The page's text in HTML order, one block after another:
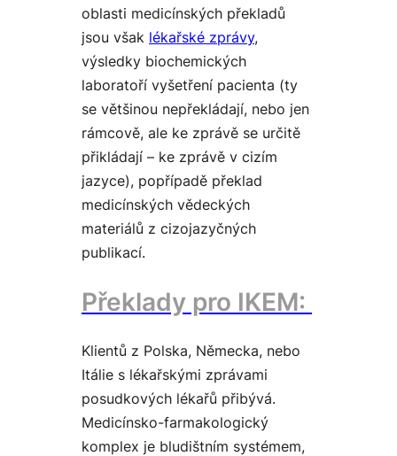
oblasti medicínských překladů
jsou však lékařské zprávy,
výsledky biochemických
laboratoří vyšetření pacienta (ty
se většinou nepřekládají, nebo jen
rámcově, ale ke zprávě se určitě
přikládají – ke zprávě v cizím
jazyce), popřípadě překlad
medicínských vědeckých
materiálů z cizojazyčných
publikací.
Překlady pro IKEM:
Klientů z Polska, Německa, nebo
Itálie s lékařskými zprávami
posudkových lékařů přibývá.
Medicínsko-farmakologický
komplex je bludištním systémem,